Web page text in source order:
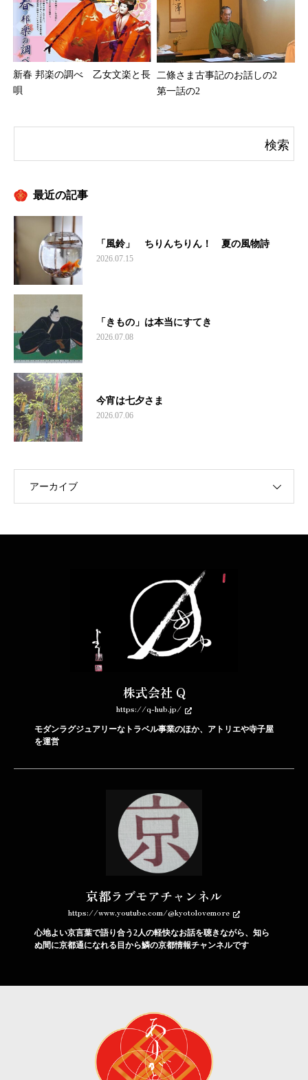
新春 邦楽の調べ 乙女文楽と長
唄
二條さま古事記のお話しの2
第一話の2
最近の記事
「風鈴」 ちりんちりん！ 夏の風物詩
2026.07.15
「きもの」は本当にすてき
2026.07.08
今宵は七夕さま
2026.07.06
アーカイブ
株式会社 Q
https://q-hub.jp/
モダンラグジュアリーなトラベル事業のほか、アトリエや寺子屋
を運営
京都ラブモアチャンネル
https://www.youtube.com/@kyotolovemore
心地よい京言葉で語り合う2人の軽快なお話を聴きながら、知ら
ぬ間に京都通になれる目から鱗の京都情報チャンネルです